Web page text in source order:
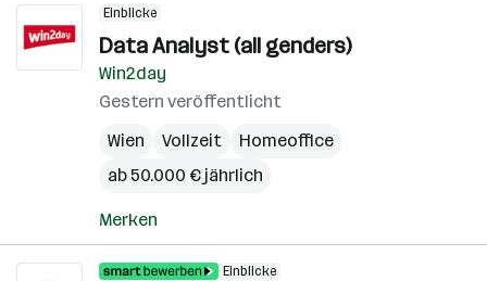
Einblicke
Data Analyst (all genders)
Win2day
Gestern veröffentlicht
Wien
Vollzeit
Homeoffice
ab 50.000 € jährlich
Merken
Einblicke